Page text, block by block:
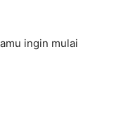
ingin mulai